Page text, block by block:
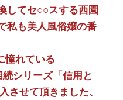
してセ○○スする西園
私も美人風俗嬢の番
憧れている
続シリーズ「信用と
させて頂きました、